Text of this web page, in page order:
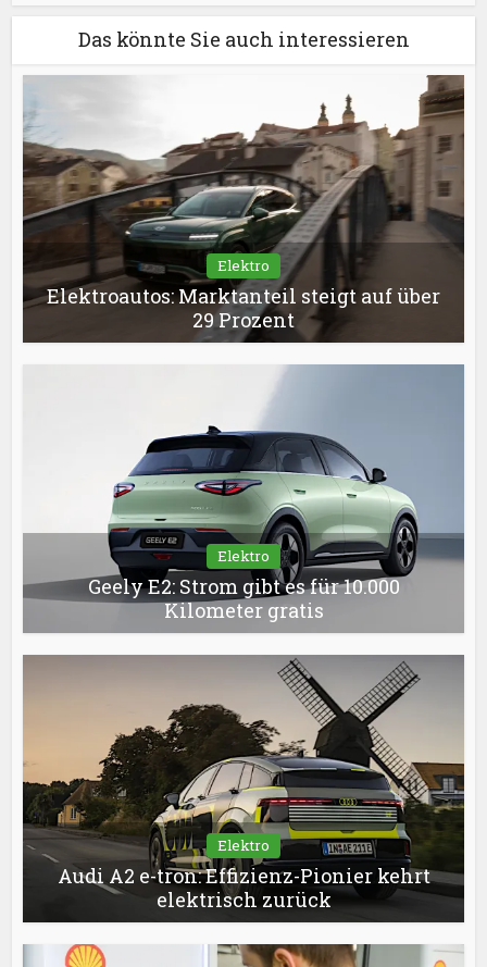
Das könnte Sie auch interessieren
Elektro
Elektroautos: Marktanteil steigt auf über
29 Prozent
Elektro
Geely E2: Strom gibt es für 10.000
Kilometer gratis
Elektro
Audi A2 e-tron: Effizienz-Pionier kehrt
elektrisch zurück